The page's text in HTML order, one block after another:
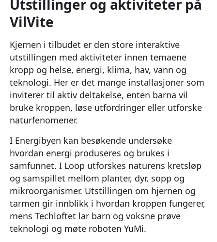
Utstillinger og aktiviteter på
VilVite
Kjernen i tilbudet er den store interaktive
utstillingen med aktiviteter innen temaene
kropp og helse, energi, klima, hav, vann og
teknologi. Her er det mange installasjoner som
inviterer til aktiv deltakelse, enten barna vil
bruke kroppen, løse utfordringer eller utforske
naturfenomener.
I Energibyen kan besøkende undersøke
hvordan energi produseres og brukes i
samfunnet. I Loop utforskes naturens kretsløp
og samspillet mellom planter, dyr, sopp og
mikroorganismer. Utstillingen om hjernen og
tarmen gir innblikk i hvordan kroppen fungerer,
mens Techloftet lar barn og voksne prøve
teknologi og møte roboten YuMi.